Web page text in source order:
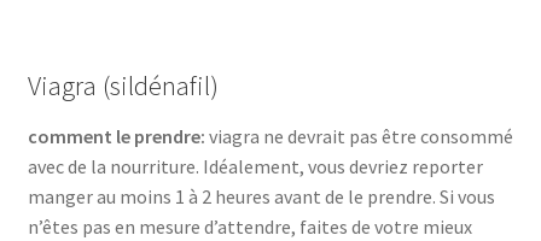
Viagra (sildénafil)
comment le prendre: viagra ne devrait pas être consommé
avec de la nourriture. Idéalement, vous devriez reporter
manger au moins 1 à 2 heures avant de le prendre. Si vous
n’êtes pas en mesure d’attendre, faites de votre mieux